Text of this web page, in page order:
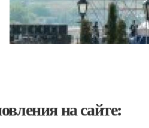
на сайте: